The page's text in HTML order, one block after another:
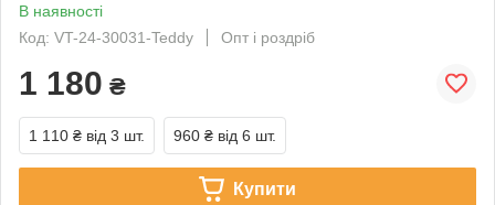
В наявності
Код: VT-24-30031-Teddy
Опт і роздріб
1 180 ₴
1 110 ₴ від 3 шт. 960 ₴ від 6 шт.
Купити